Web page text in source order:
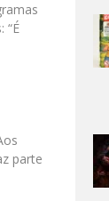
“É
parte